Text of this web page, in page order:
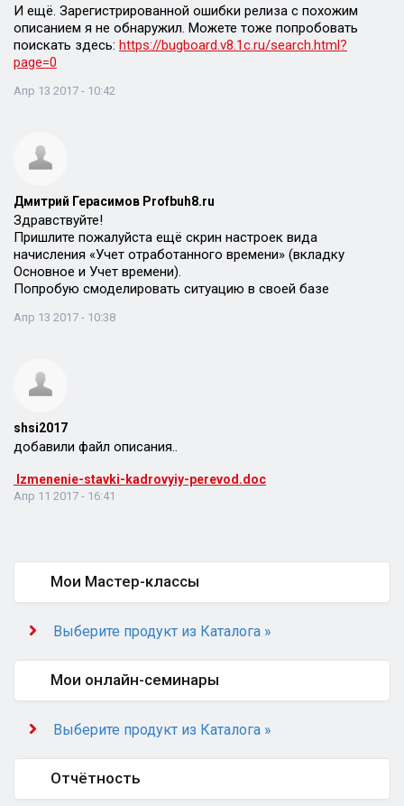
И ещё. Зарегистрированной ошибки релиза с похожим
описанием я не обнаружил. Можете тоже попробовать
поискать здесь: https://bugboard.v8.1c.ru/search.html?
page=0
Апр 13 2017 - 10:42
Дмитрий Герасимов Profbuh8.ru
Здравствуйте!
Пришлите пожалуйста ещё скрин настроек вида
начисления «Учет отработанного времени» (вкладку
Основное и Учет времени).
Попробую смоделировать ситуацию в своей базе
Апр 13 2017 - 10:38
shsi2017
добавили файл описания..
Izmenenie-stavki-kadrovyiy-perevod.doc
Апр 11 2017 - 16:41
Мои Мастер-классы
Выберите продукт из Каталога »
Мои онлайн-семинары
Выберите продукт из Каталога »
Отчётность